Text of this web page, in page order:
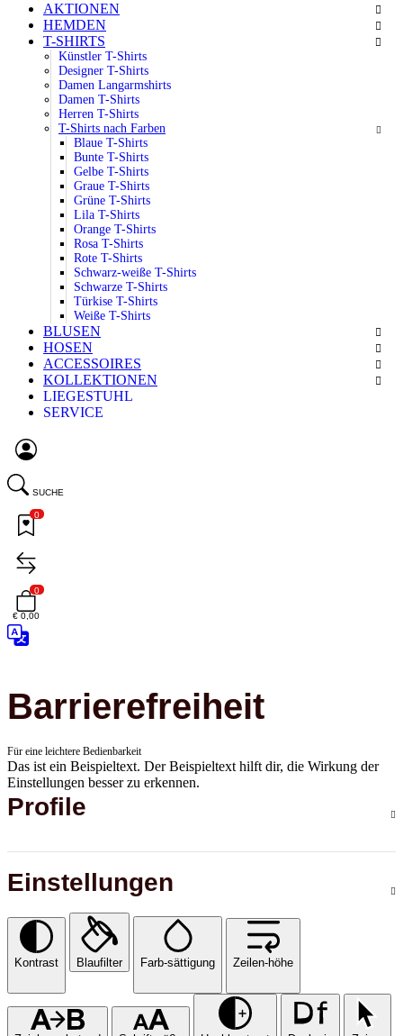
AKTIONEN
HEMDEN
T-SHIRTS
Künstler T-Shirts
Designer T-Shirts
Damen Langarmshirts
Damen T-Shirts
Herren T-Shirts
T-Shirts nach Farben
Blaue T-Shirts
Bunte T-Shirts
Gelbe T-Shirts
Graue T-Shirts
Grüne T-Shirts
Lila T-Shirts
Orange T-Shirts
Rosa T-Shirts
Rote T-Shirts
Schwarz-weiße T-Shirts
Schwarze T-Shirts
Türkise T-Shirts
Weiße T-Shirts
BLUSEN
HOSEN
ACCESSOIRES
KOLLEKTIONEN
LIEGESTUHL
SERVICE
SUCHE
0
0
€ 0,00
Barrierefreiheit
Für eine leichtere Bedienbarkeit
Das ist ein Beispieltext. Der Beispieltext hilft dir, die Wirkung der
Einstellungen besser zu erkennen.
Profile
Einstellungen
Kontrast Blaufilter Farb-sättigung Zeilen-höhe